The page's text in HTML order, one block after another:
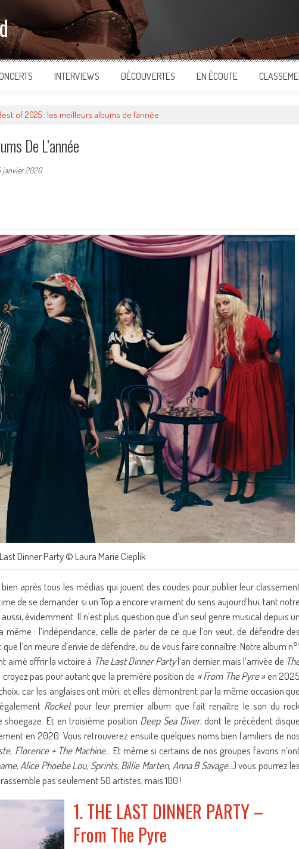
INTERVIEWS DÉCOUVERTES EN ÉCOUTE
of 2025 : les meilleurs albums de l’année
De L’année
janvier 2026
Dinner Party © Laura Marie Cieplik
après tous les médias qui jouent des coudes pour publier leur
de se demander si un Top a encore vraiment du sens aujourd’hui, tant notre
évidemment. Il n’est plus question que d’un seul genre musical depuis un
: l’indépendance, celle de parler de ce que l’on veut, de défendre des
l’on meure d’envie de défendre, ou de vous faire connaître. Notre album n°1
aimé offrir la victoire à The Last Dinner Partyl’an dernier, mais l’arrivée de
pas pour autant que la première position de « From The Pyre »en 2025
car les anglaises ont mûri, et elles démontrent par la même occasion que
Rocketpour leur premier album que fait renaître le son du rock
Et en troisième position Deep Sea Diver, dont le précédent disque
en 2020. Vous retrouverez ensuite quelques noms bien familiers de nos
Florence + The Machine.. . Et même si certains de nos groupes favoris
Alice Phoebe Lou, Sprints, Billie Marten, Anna B Savage…) vous pourrez les
pas seulement 50 artistes, mais 100 !
1. THE LAST DINNER PARTY –
From The Pyre